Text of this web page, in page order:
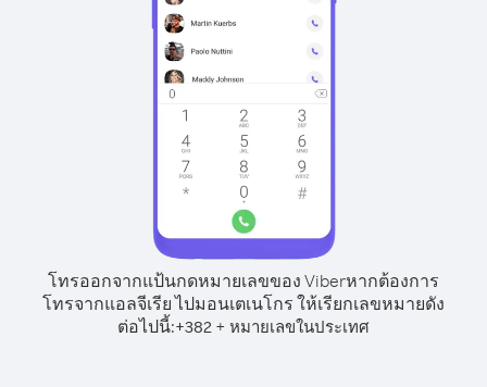
โทรออกจากแป้นกดหมายเลขของ Viberหากต้องการ
โทรจากแอลจีเรีย ไปมอนเตเนโกร ให้เรียกเลขหมายดัง
ต่อไปนี้:+382 + หมายเลขในประเทศ